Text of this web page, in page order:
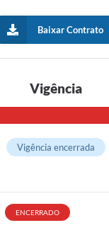
Baixar Contrato
Vigência
Vigência encerrada
ENCERRADO